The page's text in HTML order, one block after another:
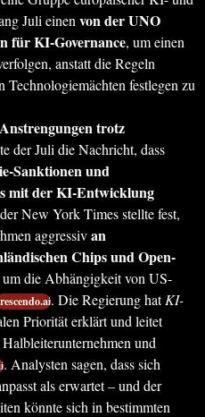
Juli einen von der UNO
für KI-Governance, um einen
anstatt die Regeln
festlegen zu
trotz
der Juli die Nachricht, dass
Sanktionen und
mit der KI-Entwicklung
New York Times stellte fest,
aggressivan
Chips und Open-
um die Abhängigkeit von US-
. Die Regierung hatKI-
Priorität erklärt und leitet
und
. Analysten sagen, dass sich
als erwartet – und der
könnte sich in bestimmten